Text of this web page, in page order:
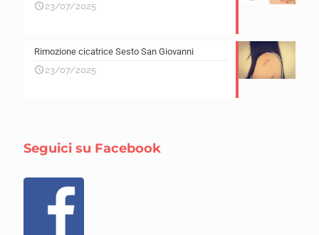
23/07/2025
Rimozione cicatrice Sesto San Giovanni
23/07/2025
Seguici su Facebook